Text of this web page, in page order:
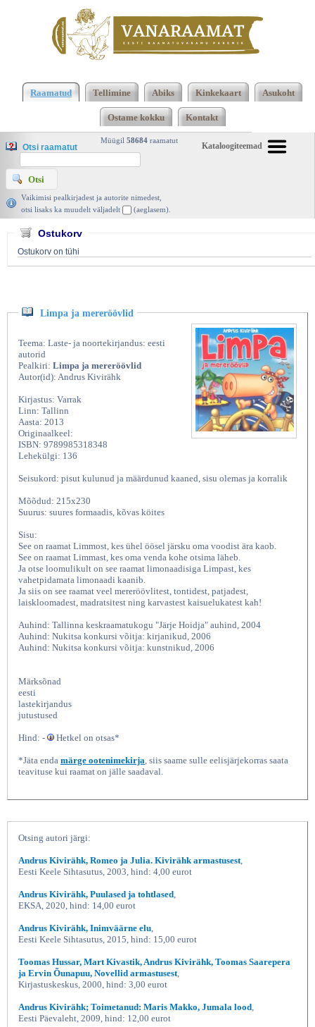
Limpa ja mereröövlid, Andrus
mereröövlid, Andrus Kivirähk, Varrak 2013 |
vanaraamat. ee
Raamatud Tellimine Abiks Kinkekaart Asukoht
Ostame kokku Kontakt
Kataloogiteemad
Müügil 58684 raamatut
Otsi raamatut
Vaikimisi pealkirjadest ja autorite nimedest,
otsi lisaks ka muudelt väljadelt
(aeglasem).
Ostukorv
Ostukorv on tühi
Limpa ja mereröövlid
Teema: Laste- ja noortekirjandus: eesti
autorid
Pealkiri: Limpa ja mereröövlid
Autor(id): Andrus Kivirähk
Kirjastus: Varrak
Linn: Tallinn
Aasta: 2013
Originaalkeel:
ISBN: 9789985318348
Lehekülgi: 136
Seisukord: pisut kulunud ja määrdunud kaaned, sisu olemas ja korralik
Mõõdud: 215x230
Suurus: suures formaadis, kõvas köites
Sisu:
See on raamat Limmost, kes ühel öösel järsku oma voodist ära kaob.
See on raamat Limmast, kes oma venda kohe otsima läheb.
Ja otse loomulikult on see raamat limonaadisiga Limpast, kes
vahetpidamata limonaadi kaanib.
Ja siis on see raamat veel mereröövlitest, tontidest, patjadest,
laiskloomadest, madratsitest ning karvastest kaisuelukatest kah!
Auhind: Tallinna keskraamatukogu "Järje Hoidja" auhind, 2004
Auhind: Nukitsa konkursi võitja: kirjanikud, 2006
Auhind: Nukitsa konkursi võitja: kunstnikud, 2006
Märksõnad
eesti
lastekirjandus
jutustused
Hind: - Hetkel on otsas*
*Jäta enda märge ootenimekirja, siis saame sulle eelisjärjekorras saata
teavituse kui raamat on jälle saadaval.
Otsing autori järgi:
Andrus Kivirähk, Romeo ja Julia. Kivirähk armastusest,
Eesti Keele Sihtasutus, 2003, hind: 4,00 eurot
Andrus Kivirähk, Puulased ja tohtlased,
EKSA, 2020, hind: 14,00 eurot
Andrus Kivirähk, Inimväärne elu,
Eesti Keele Sihtasutus, 2015, hind: 15,00 eurot
Toomas Hussar, Mart Kivastik, Andrus Kivirähk, Toomas Saarepera
ja Ervin Õunapuu, Novellid armastusest,
Kirjastuskeskus, 2000, hind: 3,00 eurot
Andrus Kivirähk; Toimetanud: Maris Makko, Jumala lood,
Eesti Päevaleht, 2009, hind: 12,00 eurot